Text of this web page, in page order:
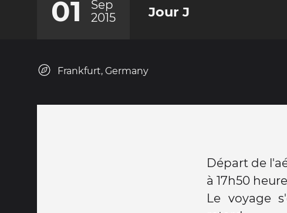
01
Sep
2015
Jour J
Frankfurt, Germany
Départ de
à 17h50
Le voyage